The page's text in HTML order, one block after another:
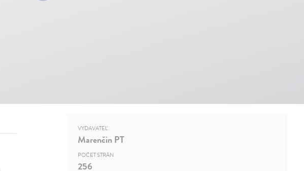
VYDAVATEĽ
Marenčin PT
POČET STRÁN
256